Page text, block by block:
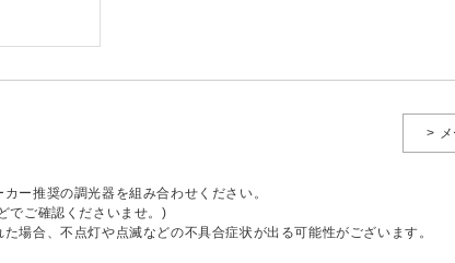
>
ー推奨の調光器を組み合わせください。
でご確認くださいませ。)
場合、不点灯や点滅などの不具合症状が出る可能性がございます。